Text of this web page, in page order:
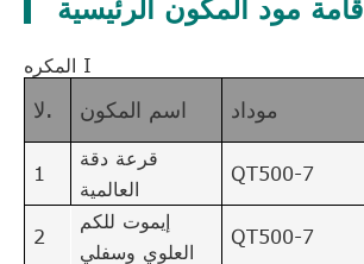
قآمة مود المكون الرئيسية
المكره I
لا. اسم المكون موداد
1
قرعة دقة
العالمية
QT500-7
2
إيموت للكم
العلوي وسفلي
QT500-7